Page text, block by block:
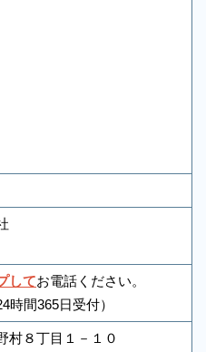
してお電話ください。
時間365日受付）
村８丁目１－１０